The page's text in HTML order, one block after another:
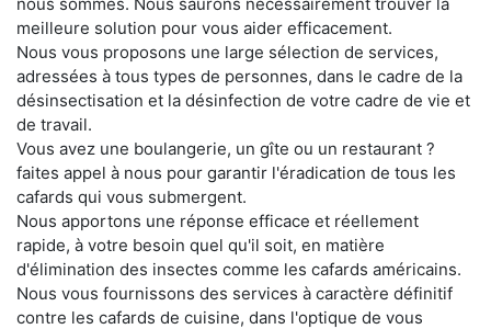
meilleure solution pour vous aider efficacement.
Nous vous proposons une large sélection de services,
adressées à tous types de personnes, dans le cadre de la
désinsectisation et la désinfection de votre cadre de vie et
de travail.
Vous avez une boulangerie, un gîte ou un restaurant ?
faites appel à nous pour garantir l'éradication de tous les
cafards qui vous submergent.
Nous apportons une réponse efficace et réellement
rapide, à votre besoin quel qu'il soit, en matière
d'élimination des insectes comme les cafards américains.
Nous vous fournissons des services à caractère définitif
contre les cafards de cuisine, dans l'optique de vous